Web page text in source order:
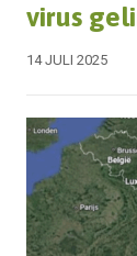
virus
14 JULI 2025